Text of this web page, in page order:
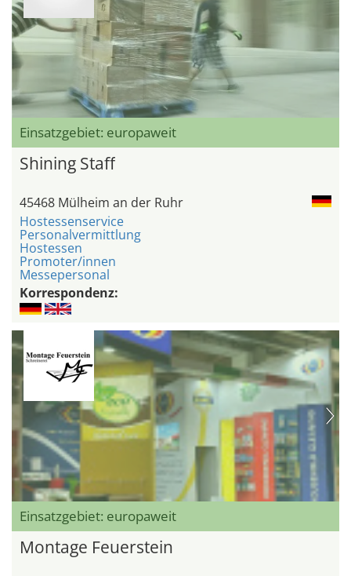
Einsatzgebiet: europaweit
Shining Staff
45468 Mülheim an der Ruhr
Hostessenservice
Personalvermittlung
Hostessen
Promoter/innen
Messepersonal
Korrespondenz:
Einsatzgebiet: europaweit
Montage Feuerstein